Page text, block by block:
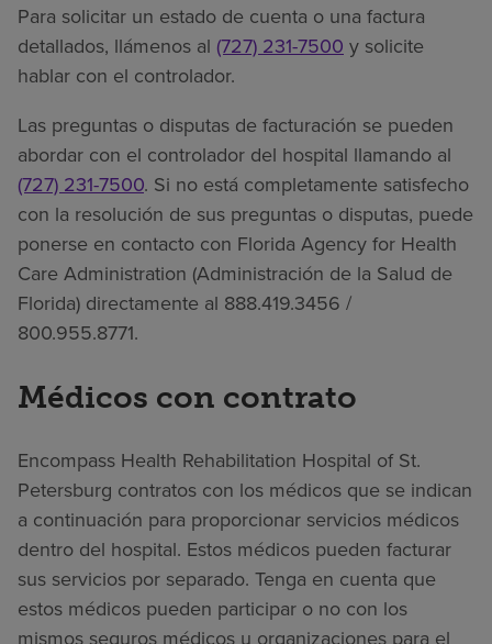
Para solicitar un estado de cuenta o una factura
detallados, llámenos al (727) 231-7500 y solicite
hablar con el controlador.
Las preguntas o disputas de facturación se pueden
abordar con el controlador del hospital llamando al
(727) 231-7500. Si no está completamente satisfecho
con la resolución de sus preguntas o disputas, puede
ponerse en contacto con Florida Agency for Health
Care Administration (Administración de la Salud de
Florida) directamente al 888.419.3456 /
800.955.8771.
Médicos con contrato
Encompass Health Rehabilitation Hospital of St.
Petersburg contratos con los médicos que se indican
a continuación para proporcionar servicios médicos
dentro del hospital. Estos médicos pueden facturar
sus servicios por separado. Tenga en cuenta que
estos médicos pueden participar o no con los